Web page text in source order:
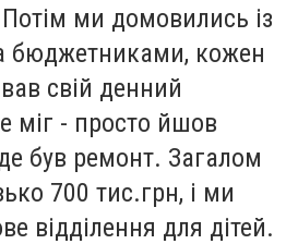
ми домовились із
бюджетниками, кожен
свій денний
міг - просто йшов
був ремонт. Загалом
700 тис.грн, і ми
відділення для дітей.